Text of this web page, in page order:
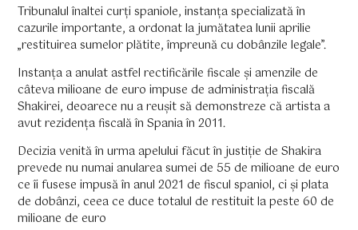
Tribunalul înaltei curți spaniole, instanța specializată în
cazurile importante, a ordonat la jumătatea lunii aprilie
„restituirea sumelor plătite, împreună cu dobânzile legale”.
Instanța a anulat astfel rectificările fiscale și amenzile de
câteva milioane de euro impuse de administrația fiscală
Shakirei, deoarece nu a reușit să demonstreze că artista a
avut rezidența fiscală în Spania în 2011.
Decizia venită în urma apelului făcut în justiție de Shakira
prevede nu numai anularea sumei de 55 de milioane de euro
ce îi fusese impusă în anul 2021 de fiscul spaniol, ci și plata
de dobânzi, ceea ce duce totalul de restituit la peste 60 de
milioane de euro